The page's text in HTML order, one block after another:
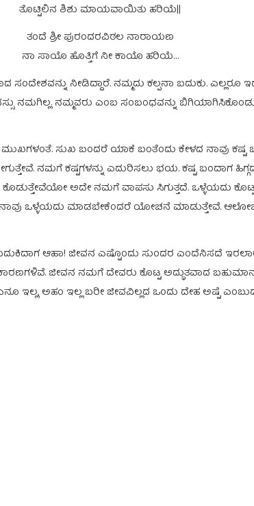
ತೊಟ್ಟಿಲಿನ ಶಿಶು ಮಾಯವಾಯಿತು ಹರಿಯೆ||
ತಂದೆ ಶ್ರೀ ಪುರಂದರವಿಠಲ ನಾರಾಯಣ
ನಾ ಸಾಯೊ ಹೊತ್ತಿಗೆ ನೀ ಕಾಯೊ ಹರಿಯೆ…
ನೀಡಿದ್ದಾರೆ. ನಮ್ಮದು ಕಲ್ಪನಾ ಬದುಕು. ಎಲ್ಲರೂ
ನಮಗಿಲ್ಲ. ನಮ್ಮವರು ಎಂಬ ಸಂಬಂಧವನ್ನು ಬಿಗಿಯಾಗಿಸಿಕೊಂಡು
ಸುಖ ಬಂದರೆ ಯಾಕೆ ಬಂತೆಂದು ಕೇಳದ ನಾವು ಕಷ್ಟ
ಕಷ್ಟಗಳನ್ನು ಎದುರಿಸಲು ಭಯ. ಕಷ್ಟ ಬಂದಾಗ ಹಿಗ್ಗದೆ
ಅದೇ ನಮಗೆ ವಾಪಸು ಸಿಗುತ್ತದೆ. ಒಳ್ಳೆಯದು
ಒಳ್ಳೆಯದು ಮಾಡಬೇಕೆಂದರೆ ಯೋಚನೆ ಮಾಡುತ್ತೇವೆ.
ಬದುಕಿದಾಗ ಆಹಾ! ಜೀವನ ಎಷ್ಟೊಂದು ಸುಂದರ ಎಂದೆನಿಸದೆ
ಜೀವನ ನಮಗೆ ದೇವರು ಕೊಟ್ಟ ಅದ್ಭುತವಾದ ಬಹುಮಾನ
ಇಲ್ಲ, ಅಹಂ ಇಲ್ಲ ಬರೀ ಜೀವವಿಲ್ಲದ ಒಂದು ದೇಹ ಅಷ್ಟೆ